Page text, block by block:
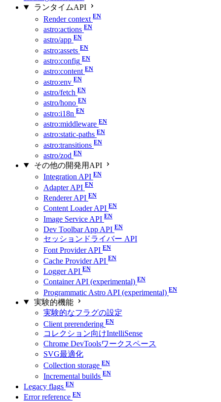
ランタイムAPI
Render context
astro:actions
astro/app
astro:assets
astro:config
astro:content
astro:env
astro/fetch
astro/hono
astro:i18n
astro:middleware
astro:static-paths
astro:transitions
astro/zod
その他の開発用API
Integration API
Adapter API
Renderer API
Content Loader API
Image Service API
Dev Toolbar App API
セッションドライバー API
Font Provider API
Cache Provider API
Logger API
Container API (experimental)
Programmatic Astro API (experimental)
実験的機能
実験的なフラグの設定
Client prerendering
コレクション向けIntelliSense
Chrome DevToolsワークスペース
SVG最適化
Collection storage
Incremental builds
Legacy flags
Error reference